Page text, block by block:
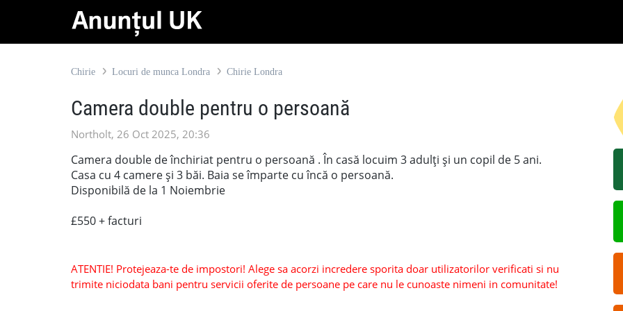
Chirie Locuri de munca Londra Chirie Londra
Camera double pentru o persoană
Northolt, 26 Oct 2025, 20:36
Camera double de închiriat pentru o persoană . În casă locuim 3 adulți și un copil de 5 ani.
Casa cu 4 camere și 3 băi. Baia se împarte cu încă o persoană.
Disponibilă de la 1 Noiembrie
£550 + facturi
ATENTIE! Protejeaza-te de impostori! Alege sa acorzi incredere sporita doar utilizatorilor verificati si nu
trimite niciodata bani pentru servicii oferite de persoane pe care nu le cunoaste nimeni in comunitate!